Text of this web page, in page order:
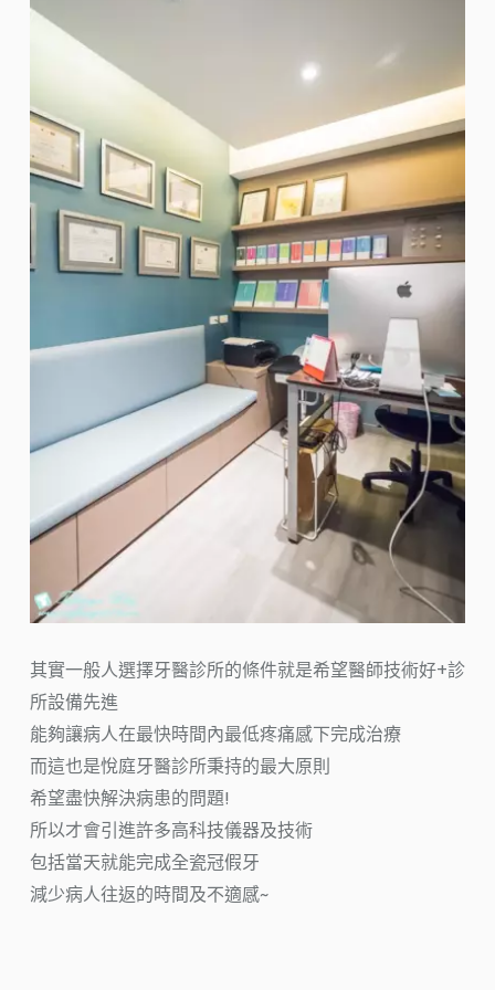
其實一般人選擇牙醫診所的條件就是希望醫師技術好+診
所設備先進
能夠讓病人在最快時間內最低疼痛感下完成治療
而這也是悅庭牙醫診所秉持的最大原則
希望盡快解決病患的問題!
所以才會引進許多高科技儀器及技術
包括當天就能完成全瓷冠假牙
減少病人往返的時間及不適感~